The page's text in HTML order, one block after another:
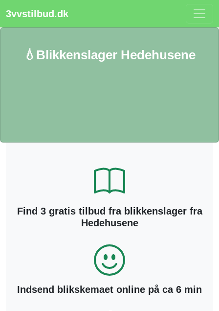
3vvstilbud.dk
💧Blikkenslager Hedehusene
Find 3 gratis tilbud fra blikkenslager fra
Hedehusene
Indsend blikskemaet online på ca 6 min